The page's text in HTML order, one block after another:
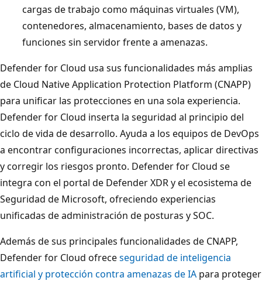
cargas de trabajo como máquinas virtuales (VM),
contenedores, almacenamiento, bases de datos y
funciones sin servidor frente a amenazas.
Defender for Cloud usa sus funcionalidades más amplias
de Cloud Native Application Protection Platform (CNAPP)
para unificar las protecciones en una sola experiencia.
Defender for Cloud inserta la seguridad al principio del
ciclo de vida de desarrollo. Ayuda a los equipos de DevOps
a encontrar configuraciones incorrectas, aplicar directivas
y corregir los riesgos pronto. Defender for Cloud se
integra con el portal de Defender XDR y el ecosistema de
Seguridad de Microsoft, ofreciendo experiencias
unificadas de administración de posturas y SOC.
Además de sus principales funcionalidades de CNAPP,
Defender for Cloud ofreceseguridad de inteligencia
artificial y protección contra amenazas de IA para proteger